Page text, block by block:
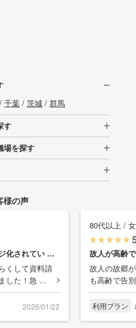
/ 千葉/ 茨城/ 群馬
す
場を探す
様の声
化されてい ...
くして資料請
した！急 ...
2026/01/22
80代以上 /
故人が高齢
故人の故郷
も高齢で告
利用プラン